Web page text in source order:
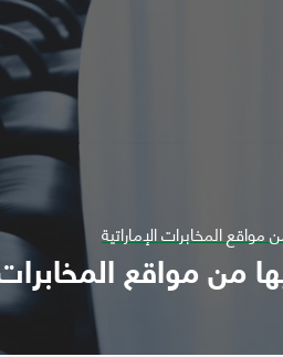
المخابرات الإماراتية
مواقع المخابرات